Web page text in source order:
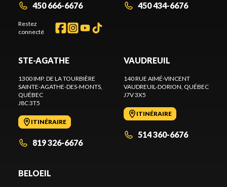
450 666-6676
Restez
connecté
450 434-6676
STE-AGATHE
1300 IMP. DE LA TOURBIÈRE
SAINTE-AGATHE-DES-MONTS,
QUÉBEC
J8C 3T5
ITINÉRAIRE
819 326-6676
VAUDREUIL
140 RUE AIMÉ-VINCENT
VAUDREUIL-DORION, QUÉBEC
J7V 3X5
ITINÉRAIRE
514 360-6676
BELOEIL